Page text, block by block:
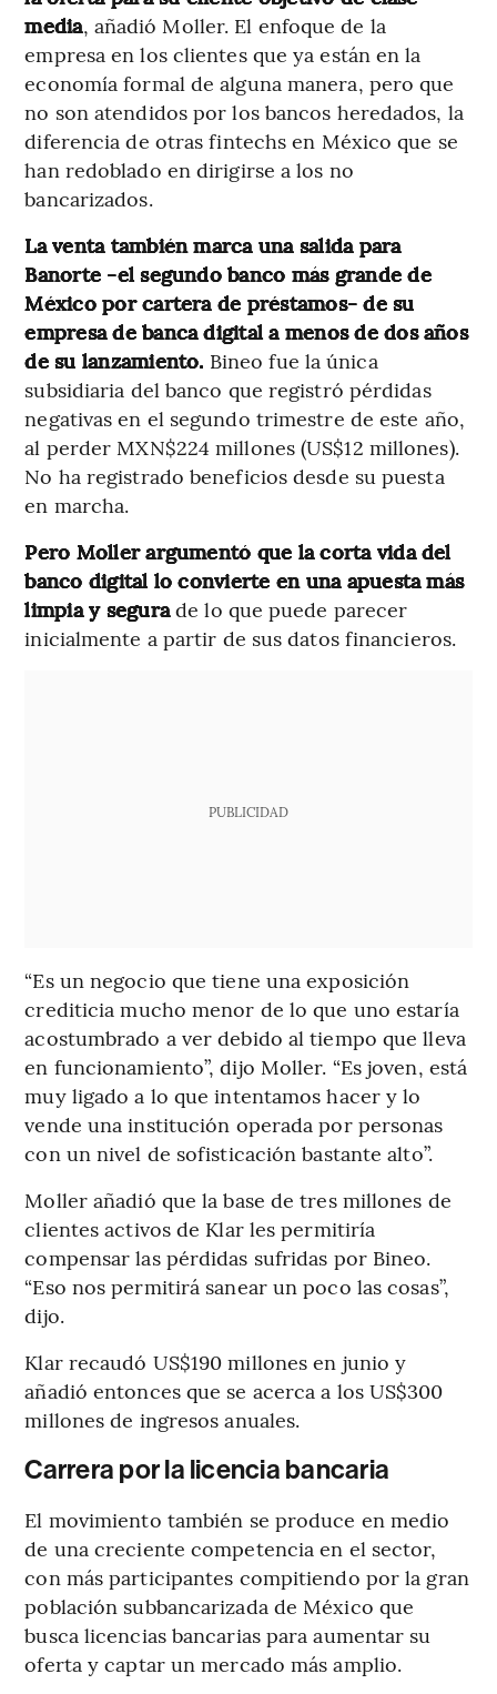
media, añadió Moller. El enfoque de la
empresa en los clientes que ya están en la
economía formal de alguna manera, pero que
no son atendidos por los bancos heredados, la
diferencia de otras fintechs en México que se
han redoblado en dirigirse a los no
bancarizados.
La venta también marca una salida para
Banorte -el segundo banco más grande de
México por cartera de préstamos- de su
empresa de banca digital a menos de dos años
de su lanzamiento. Bineo fue la única
subsidiaria del banco que registró pérdidas
negativas en el segundo trimestre de este año,
al perder MXN$224 millones (US$12 millones).
No ha registrado beneficios desde su puesta
en marcha.
Pero Moller argumentó que la corta vida del
banco digital lo convierte en una apuesta más
limpia y segurade lo que puede parecer
inicialmente a partir de sus datos financieros.
PUBLICIDAD
“Es un negocio que tiene una exposición
crediticia mucho menor de lo que uno estaría
acostumbrado a ver debido al tiempo que lleva
en funcionamiento”, dijo Moller. “Es joven, está
muy ligado a lo que intentamos hacer y lo
vende una institución operada por personas
con un nivel de sofisticación bastante alto”.
Moller añadió que la base de tres millones de
clientes activos de Klar les permitiría
compensar las pérdidas sufridas por Bineo.
“Eso nos permitirá sanear un poco las cosas”,
dijo.
Klar recaudó US$190 millones en junio y
añadió entonces que se acerca a los US$300
millones de ingresos anuales.
Carrera por la licencia bancaria
El movimiento también se produce en medio
de una creciente competencia en el sector,
con más participantes compitiendo por la gran
población subbancarizada de México que
busca licencias bancarias para aumentar su
oferta y captar un mercado más amplio.